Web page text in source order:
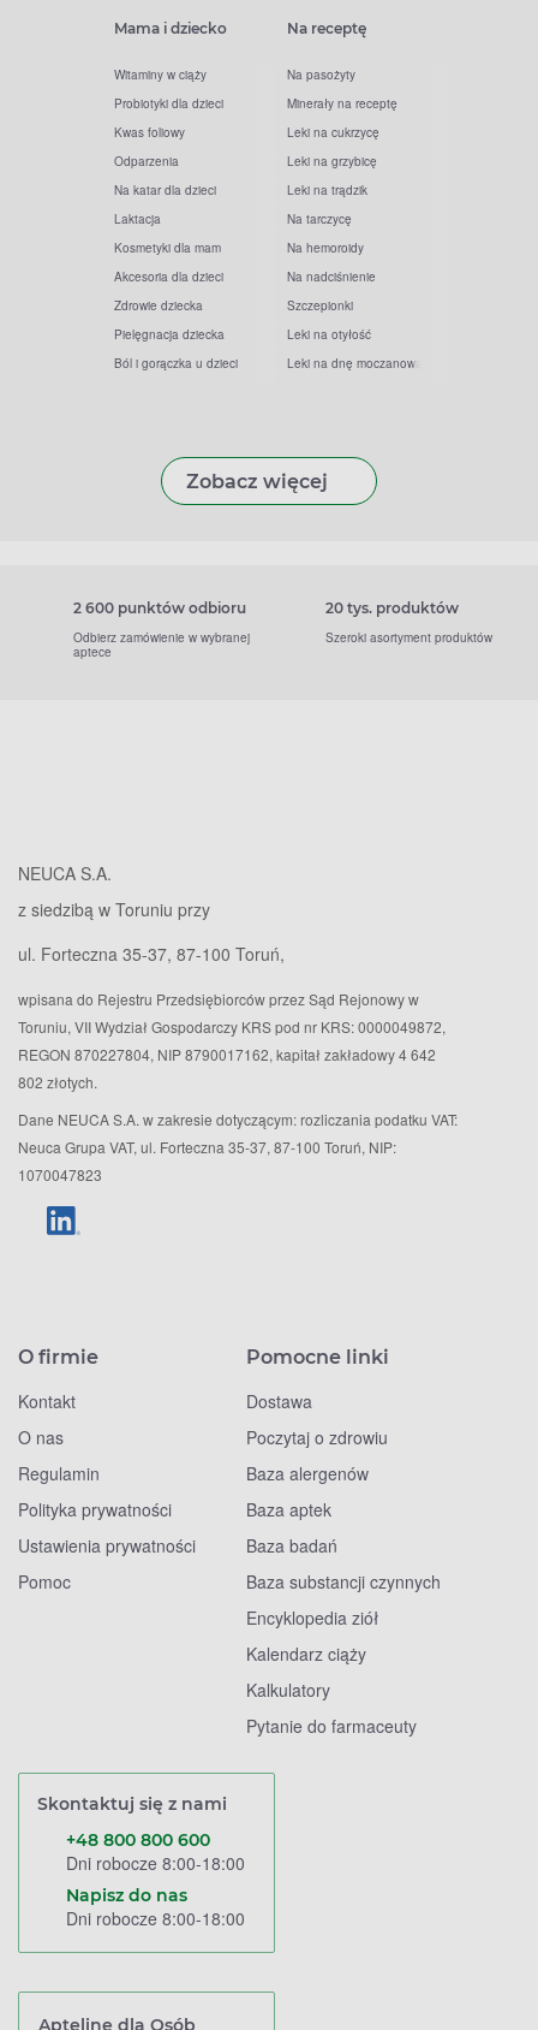
Mama i dziecko
Witaminy w ciąży
Probiotyki dla dzieci
Kwas foliowy
Odparzenia
Na katar dla dzieci
Laktacja
Kosmetyki dla mam
Akcesoria dla dzieci
Zdrowie dziecka
Pielęgnacja dziecka
Ból i gorączka u dzieci
Na receptę
Na pasożyty
Minerały na receptę
Leki na cukrzycę
Leki na grzybicę
Leki na trądzik
Na tarczycę
Na hemoroidy
Na nadciśnienie
Szczepionki
Leki na otyłość
Leki na dnę moczanową
Zobacz więcej
2 600 punktów odbioru
Odbierz zamówienie w wybranej
aptece
20 tys. produktów
Szeroki asortyment produktów
NEUCA S.A.
z siedzibą w Toruniu przy
ul. Forteczna 35-37, 87-100 Toruń,
wpisana do Rejestru Przedsiębiorców przez Sąd Rejonowy w
Toruniu, VII Wydział Gospodarczy KRS pod nr KRS: 0000049872,
REGON 870227804, NIP 8790017162, kapitał zakładowy 4 642
802 złotych.
Dane NEUCA S.A. w zakresie dotyczącym: rozliczania podatku VAT:
Neuca Grupa VAT, ul. Forteczna 35-37, 87-100 Toruń, NIP:
1070047823
O firmie
Kontakt
O nas
Regulamin
Polityka prywatności
Ustawienia prywatności
Pomoc
Pomocne linki
Dostawa
Poczytaj o zdrowiu
Baza alergenów
Baza aptek
Baza badań
Baza substancji czynnych
Encyklopedia ziół
Kalendarz ciąży
Kalkulatory
Pytanie do farmaceuty
Skontaktuj się z nami
+48 800 800 600
Dni robocze 8:00-18:00
Napisz do nas
Dni robocze 8:00-18:00
Apteline dla Osób